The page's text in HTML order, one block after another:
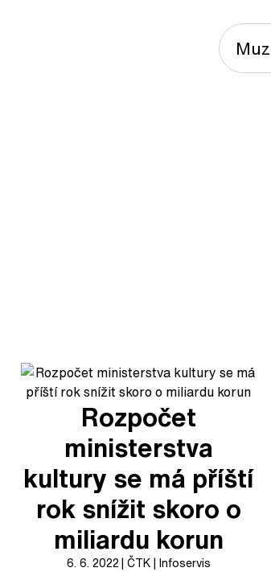
Rozpočet
ministerstva
kultury se má příští
rok snížit skoro o
miliardu korun
6. 6. 2022 ČTK Infoservis